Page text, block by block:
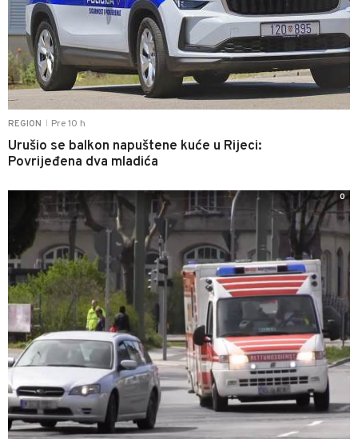
REGION Pre 10 h
Urušio se balkon napuštene kuće u Rijeci:
Povrijeđena dva mladića
0